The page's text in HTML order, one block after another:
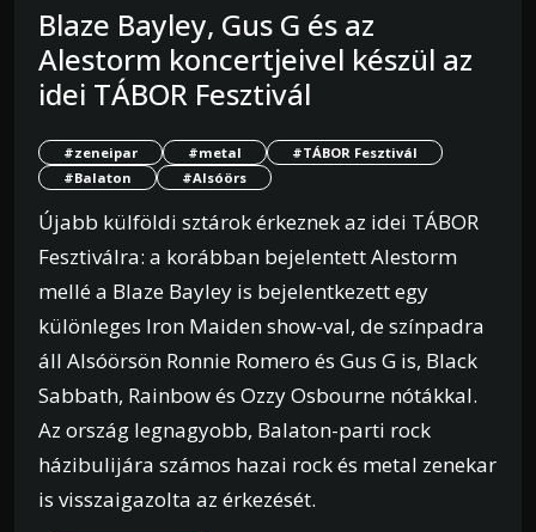
Blaze Bayley, Gus G és az
Alestorm koncertjeivel készül az
idei TÁBOR Fesztivál
#zeneipar #metal
#TÁBOR Fesztivál
#Balaton
#Alsóörs
Újabb külföldi sztárok érkeznek az idei TÁBOR
Fesztiválra: a korábban bejelentett Alestorm
mellé a Blaze Bayley is bejelentkezett egy
különleges Iron Maiden show-val, de színpadra
áll Alsóörsön Ronnie Romero és Gus G is, Black
Sabbath, Rainbow és Ozzy Osbourne nótákkal.
Az ország legnagyobb, Balaton-parti rock
házibulijára számos hazai rock és metal zenekar
is visszaigazolta az érkezését.